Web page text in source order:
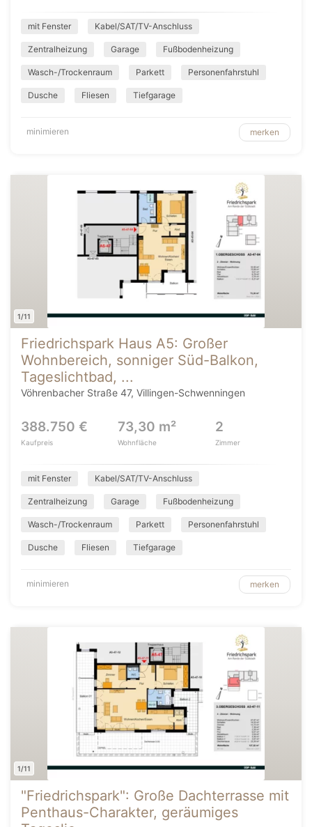
mit Fenster Kabel/SAT/TV-Anschluss
Zentralheizung Garage Fußbodenheizung
Wasch-/Trockenraum Parkett Personenfahrstuhl
Dusche Fliesen Tiefgarage
minimieren merken
1/11
Friedrichspark Haus A5: Großer
Wohnbereich, sonniger Süd-Balkon,
Tageslichtbad, ...
Vöhrenbacher Straße 47, Villingen-Schwenningen
388.750 €
Kaufpreis
73,30 m²
Wohnfläche
2
Zimmer
mit Fenster Kabel/SAT/TV-Anschluss
Zentralheizung Garage Fußbodenheizung
Wasch-/Trockenraum Parkett Personenfahrstuhl
Dusche Fliesen Tiefgarage
minimieren merken
1/11
"Friedrichspark": Große Dachterrasse mit
Penthaus-Charakter, geräumiges